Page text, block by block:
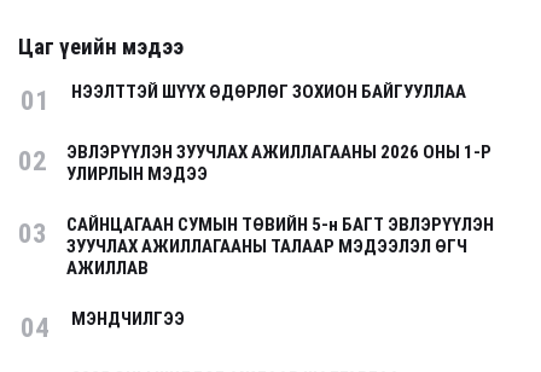
Цаг үеийн мэдээ
01 НЭЭЛТТЭЙ ШҮҮХ ӨДӨРЛӨГ ЗОХИОН БАЙГУУЛЛАА
02
ЭВЛЭРҮҮЛЭН ЗУУЧЛАХ АЖИЛЛАГААНЫ 2026 ОНЫ 1-Р
УЛИРЛЫН МЭДЭЭ
03
САЙНЦАГААН СУМЫН ТӨВИЙН 5-н БАГТ ЭВЛЭРҮҮЛЭН
ЗУУЧЛАХ АЖИЛЛАГААНЫ ТАЛААР МЭДЭЭЛЭЛ ӨГЧ
АЖИЛЛАВ
04 МЭНДЧИЛГЭЭ